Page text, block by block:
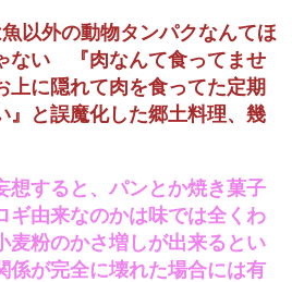
以外の動物タンパクなんてほ
ない 『肉なんて食ってませ
上に隠れて肉を食ってた定期
』と誤魔化した郷土料理、幾
想すると、パンとか焼き菓子
ギ由来なのかは味では全くわ
麦粉のかさ増しが出来るとい
係が完全に壊れた場合には有